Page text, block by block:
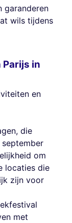
garanderen
wils tijdens
Parijs in
en
die
om
locaties die
zijn voor
met